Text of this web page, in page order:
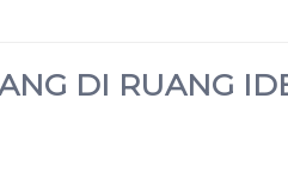
DI RUANG